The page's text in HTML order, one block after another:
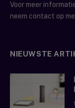
Voor meer
neem contact op
NIEUWSTE